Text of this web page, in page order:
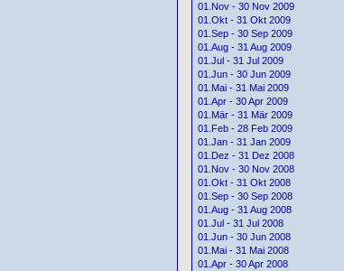
01.Nov - 30 Nov 2009
01.Okt - 31 Okt 2009
01.Sep - 30 Sep 2009
01.Aug - 31 Aug 2009
01.Jul - 31 Jul 2009
01.Jun - 30 Jun 2009
01.Mai - 31 Mai 2009
01.Apr - 30 Apr 2009
01.Mär - 31 Mär 2009
01.Feb - 28 Feb 2009
01.Jan - 31 Jan 2009
01.Dez - 31 Dez 2008
01.Nov - 30 Nov 2008
01.Okt - 31 Okt 2008
01.Sep - 30 Sep 2008
01.Aug - 31 Aug 2008
01.Jul - 31 Jul 2008
01.Jun - 30 Jun 2008
01.Mai - 31 Mai 2008
01.Apr - 30 Apr 2008